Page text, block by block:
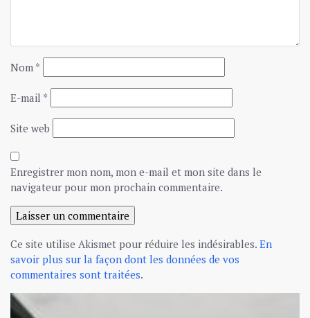
Nom *
E-mail *
Site web
Enregistrer mon nom, mon e-mail et mon site dans le
navigateur pour mon prochain commentaire.
Ce site utilise Akismet pour réduire les indésirables. En
savoir plus sur la façon dont les données de vos
commentaires sont traitées.